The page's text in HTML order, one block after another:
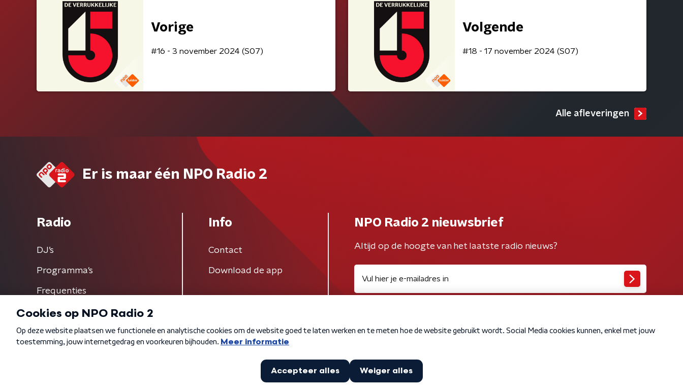
Vorige
#16 - 3 november 2024 (S07)
Volgende
#18 - 17 november 2024 (S07)
Alle afleveringen
Er is maar één NPO Radio 2
Radio
DJ’s
Programma's
Frequenties
Info
Contact
Download de app
NPO Radio 2 nieuwsbrief
Altijd op de hoogte van het laatste radio nieuws?
Algemene voorwaarden Privacybeleid